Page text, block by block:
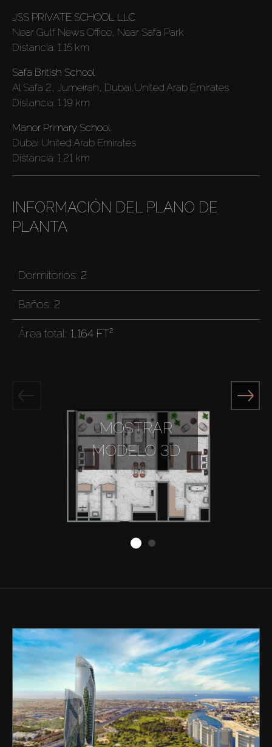
Comprar
Alquilar
Venta
Sobre Plano
JSS PRIVATE SCHOOL LLC
Near Gulf News Office, Near Safa Park
Distancia: 1.15 km
Safa British School
Al Safa 2, Jumeirah, Dubai,United Arab Emirates
Distancia: 1.19 km
Manor Primary School
Dubai United Arab Emirates
Distancia: 1.21 km
INFORMACIÓN DEL PLANO DE
PLANTA
Dormitorios: 2
Baños: 2
Área total: 1,164 FT²
MOSTRAR
MODELO 3D